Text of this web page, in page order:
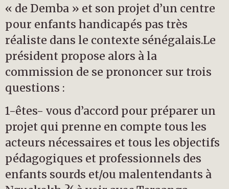
« de Demba » et son projet d’un centre
pour enfants handicapés pas très
réaliste dans le contexte sénégalais.Le
président propose alors à la
commission de se prononcer sur trois
questions :
1-êtes- vous d’accord pour préparer un
projet qui prenne en compte tous les
acteurs nécessaires et tous les objectifs
pédagogiques et professionnels des
enfants sourds et/ou malentendants à